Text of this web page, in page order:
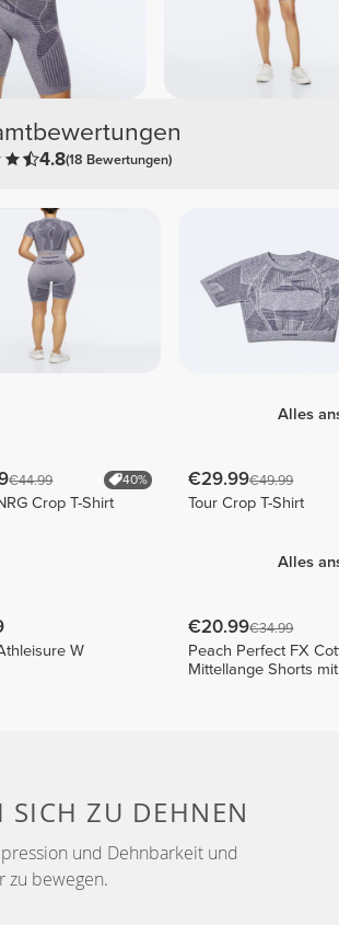
4.8(18 Bewertungen)
Alles
€44.99 40%
Crop T-Shirt
€29.99€49.99
Tour Crop T-Shirt
Alles
W
€20.99€34.99
Peach Perfect FX
Mittellange Shorts mit
SICH ZU DEHNEN
und Dehnbarkeit und
zu bewegen.